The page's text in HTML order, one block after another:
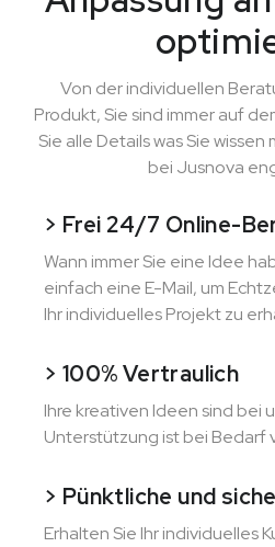
Von der individuellen
Produkt, Sie sind immer auf
Sie alle Details was Sie wissen
bei Jusnova
> Frei 24/7 Online-
Wann immer Sie eine Idee
einfach eine E-Mail, um
Ihr individuelles Projekt zu
> 100% Vertraulich
Ihre kreativen Ideen sind bei
Unterstützung ist bei Bedarf
> Pünktliche und
Erhalten Sie Ihr individuelles